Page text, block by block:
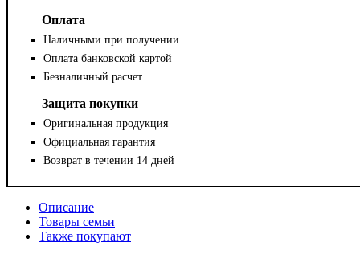
Оплата
Наличными при получении
Оплата банковской картой
Безналичный расчет
Защита покупки
Оригинальная продукция
Официальная гарантия
Возврат в течении 14 дней
Описание
Товары семьи
Также покупают